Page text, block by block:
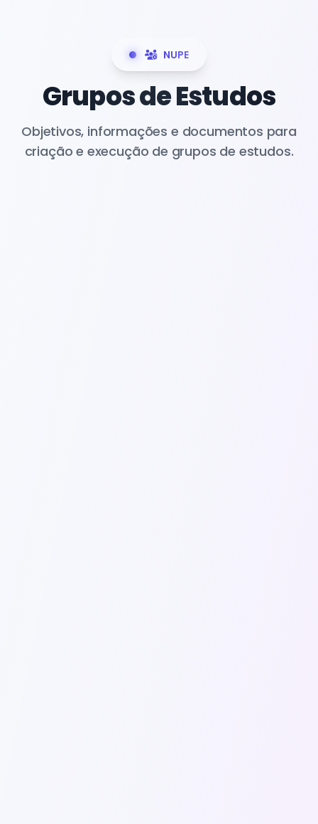
NUPE
Grupos de Estudos
Objetivos, informações e documentos para
criação e execução de grupos de estudos.